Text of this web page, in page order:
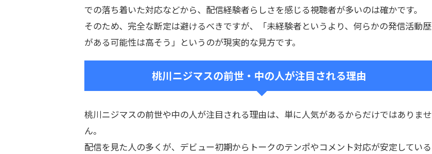
での落ち着いた対応などから、配信経験者らしさを感じる視聴者が多いのは確かです。
そのため、完全な断定は避けるべきですが、「未経験者というより、何らかの発信活動歴
がある可能性は高そう」というのが現実的な見方です。
桃川ニジマスの前世・中の人が注目される理由
桃川ニジマスの前世や中の人が注目される理由は、単に人気があるからだけではありませ
ん。
配信を見た人の多くが、デビュー初期からトークのテンポやコメント対応が安定している